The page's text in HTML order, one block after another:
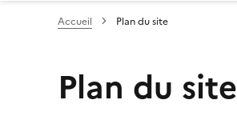
Accueil Plan du site
Plan du site